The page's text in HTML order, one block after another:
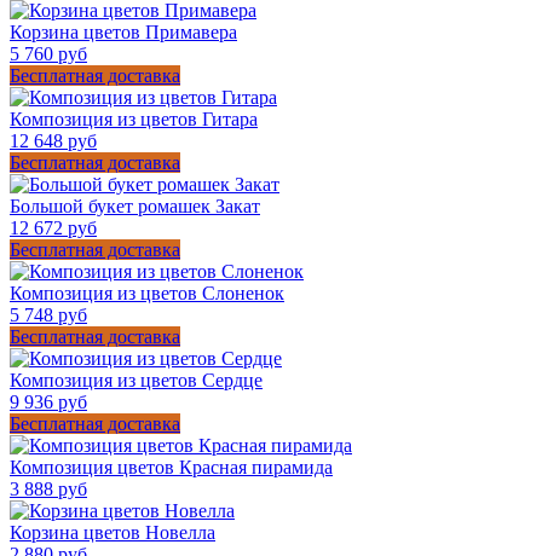
Корзина цветов Примавера
5 760 руб
Бесплатная доставка
Композиция из цветов Гитара
12 648 руб
Бесплатная доставка
Большой букет ромашек Закат
12 672 руб
Бесплатная доставка
Композиция из цветов Слоненок
5 748 руб
Бесплатная доставка
Композиция из цветов Сердце
9 936 руб
Бесплатная доставка
Композиция цветов Красная пирамида
3 888 руб
Корзина цветов Новелла